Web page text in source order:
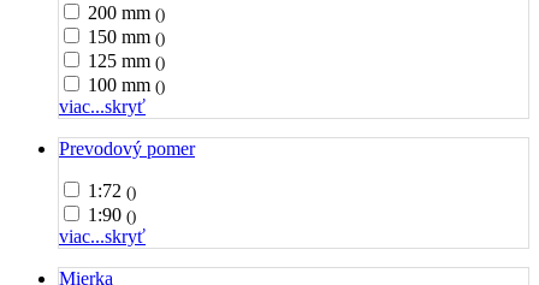
200 mm ()
150 mm ()
125 mm ()
100 mm ()
viac...skryť
Prevodový pomer
1:72 ()
1:90 ()
viac...skryť
Mierka